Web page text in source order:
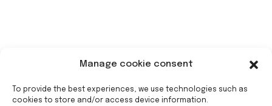
Manage cookie consent
To provide the best experiences, we use technologies such as
cookies to store and/or access device information.
Maintenance à long terme
Les écoles sont accompagnées à créer une